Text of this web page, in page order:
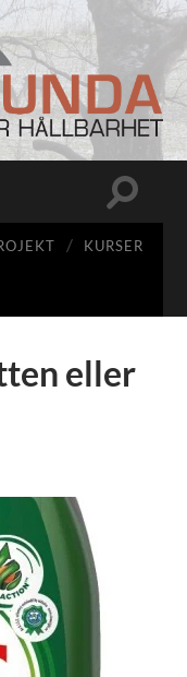
Slå
KURSER
eller